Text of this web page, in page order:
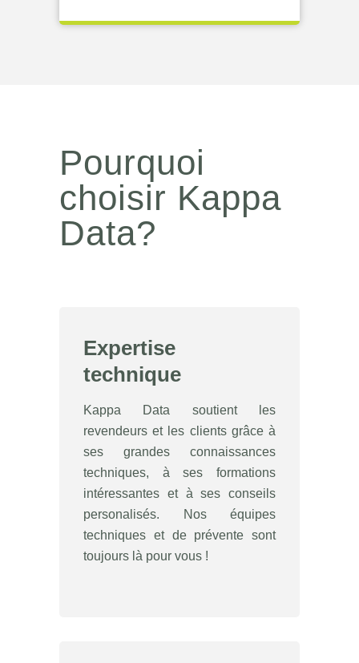
Pourquoi
choisir Kappa
Data?
Expertise
technique
Kappa Data soutient les
revendeurs et les clients grâce à
ses grandes connaissances
techniques, à ses formations
intéressantes et à ses conseils
personalisés. Nos équipes
techniques et de prévente sont
toujours là pour vous !